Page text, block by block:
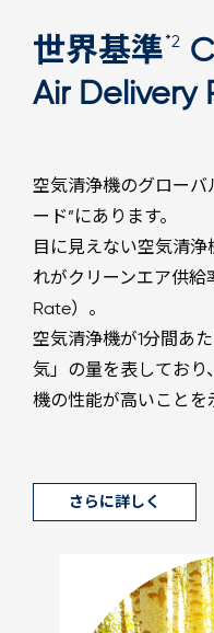
世界基準 *2
Air Delivery
空気清浄機のグローバ
ード”にあります。
目に見えない空気清
れがクリーンエア供給
Rate）。
空気清浄機が1分間あ
気」の量を表しており
機の性能が高いことを
さらに詳しく